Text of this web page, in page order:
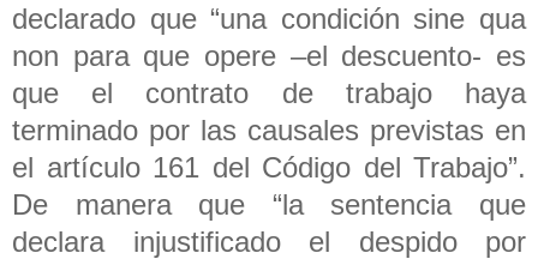
declarado que “una condición sine qua
non para que opere –el descuento- es
que el contrato de trabajo haya
terminado por las causales previstas en
el artículo 161 del Código del Trabajo”.
De manera que “la sentencia que
declara injustificado el despido por